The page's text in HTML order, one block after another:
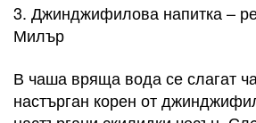
3. Джинджифилова напитка –
Милър
В чаша вряща вода се слагат
настърган корен от